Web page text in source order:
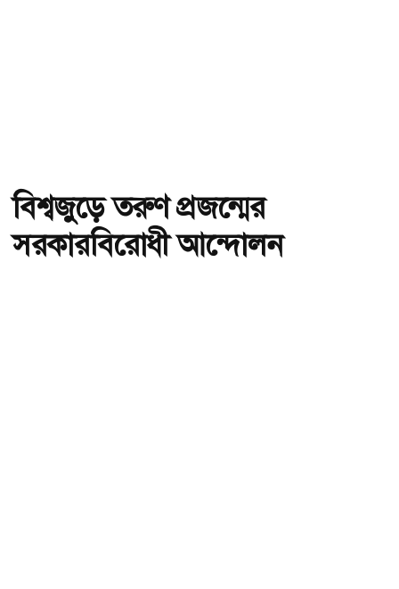
বিশ্বজুড়ে তরুণ প্রজন্মের
সরকারবিরোধী আন্দোলন